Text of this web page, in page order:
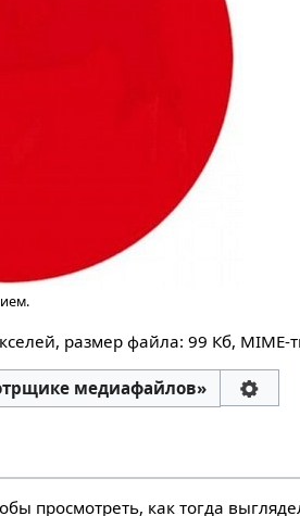
размер файла: 99 Кб, MIME-
медиафайлов»
просмотреть, как тогда